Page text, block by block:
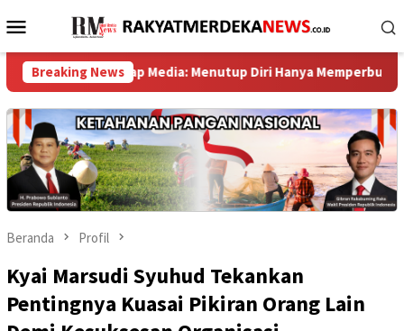
ke
Menu
Mobile
Breaking News
Media: Menutup Diri Hanya Memperburuk Citra Lembaga
Beranda Profil
Kyai Marsudi Syuhud Tekankan
Pentingnya Kuasai Pikiran Orang Lain